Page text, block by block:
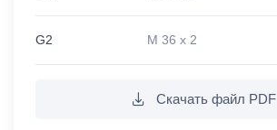
G2 M 36 x 2
Скачать файл PDF